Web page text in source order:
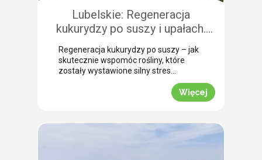
Lubelskie: Regeneracja
kukurydzy po suszy i upałach.
Zobacz rekomendacje z pola!
Regeneracja kukurydzy po suszy – jak
skutecznie wspomóc rośliny, które
zostały wystawione silny stres
termiczny? Jak informuje nasz ekspert
Leszek Konior, kluczem jest szybka
reakcja i wykorzystanie momentu, gdy
przeprowadzona w powiecie
Więcej